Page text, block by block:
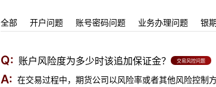
全部 开户问题 账号密码问题 业务办理问题 银
Q: 账户风险度为多少时该追加保证金？ 交易风控问题
A: 在交易过程中，期货公司以风险率或者其他风险控制